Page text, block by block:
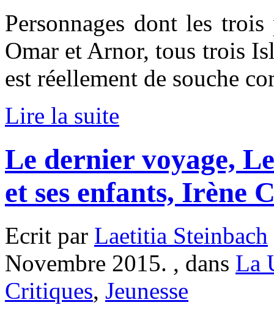
Personnages dont les
Omar et Arnor, tous trois
est réellement de souche
Lire la suite
Le dernier voyage,
et ses enfants, Irène
Ecrit par Laetitia Steinbach
Novembre 2015. , dans La
Critiques, Jeunesse